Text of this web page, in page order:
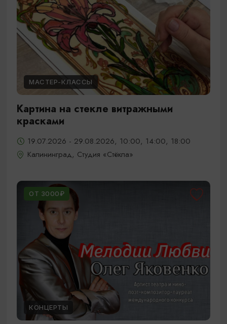
МАСТЕР-КЛАССЫ
Картина на стекле витражными
красками
19.07.2026 - 29.08.2026, 10:00, 14:00, 18:00
Калининград, Студия «Стёкла»
ОТ 3000₽
КОНЦЕРТЫ